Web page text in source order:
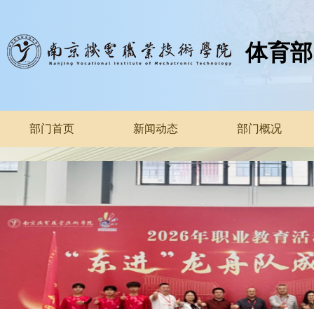
体育部
部门首页 新闻动态 部门概况